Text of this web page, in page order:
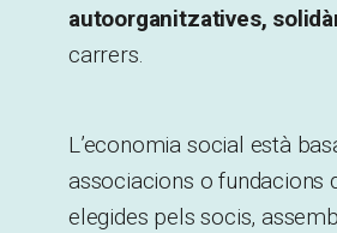
autoorganitzatives,
carrers.
L’economia social està
associacions o fundacions
elegides pels socis,